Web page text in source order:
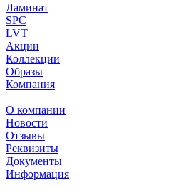
Ламинат
SPC
LVT
Акции
Коллекции
Образы
Компания
О компании
Новости
Отзывы
Реквизиты
Документы
Информация